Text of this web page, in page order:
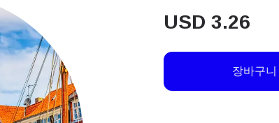
USD 3.26
장바구니